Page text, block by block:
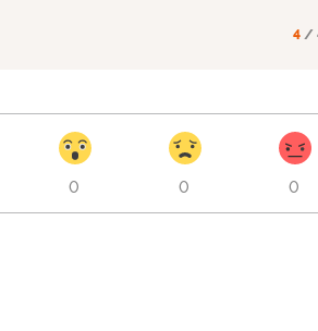
4 /
0 0 0